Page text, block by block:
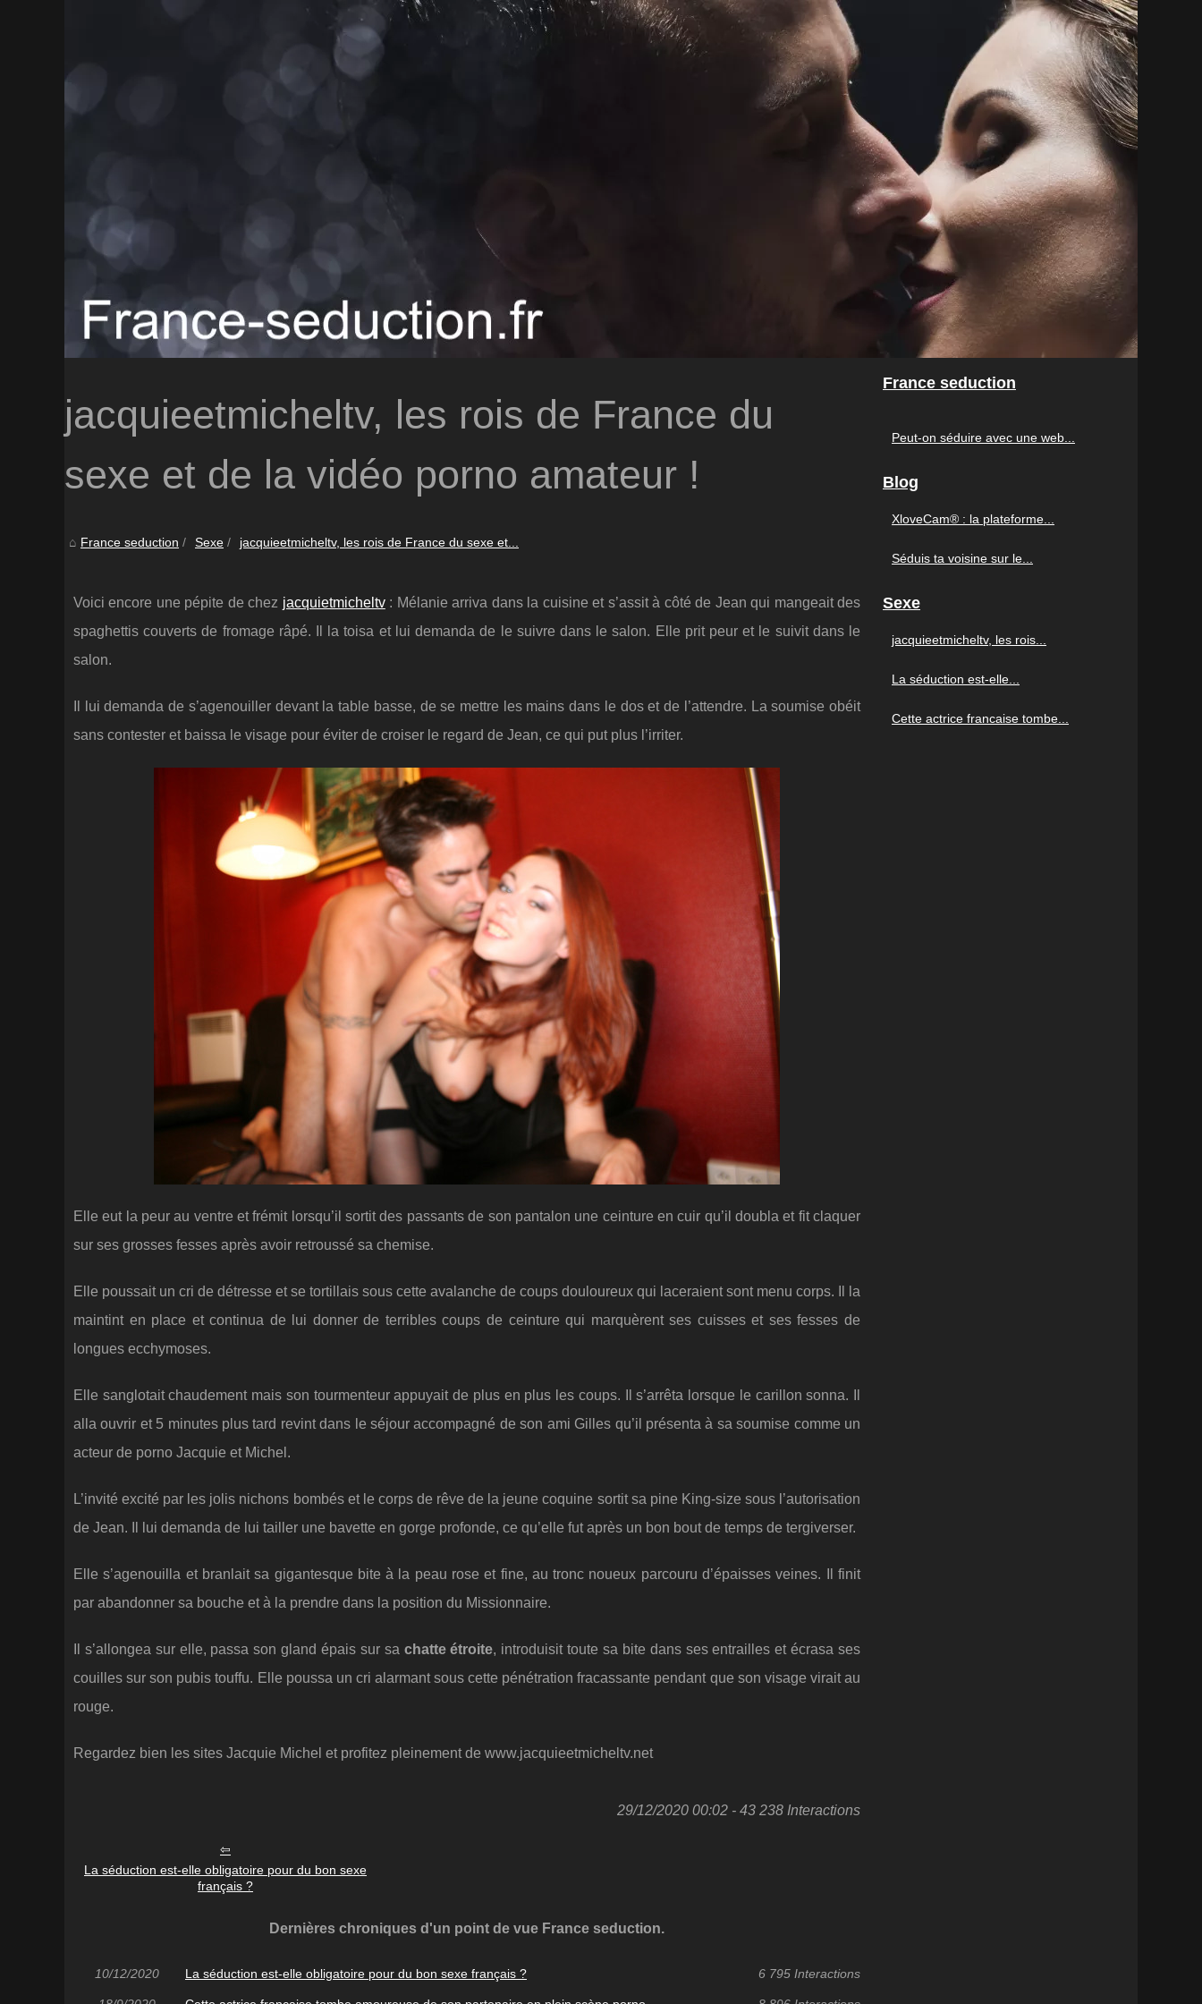
jacquieetmicheltv, les rois de France du
sexe et de la vidéo porno amateur !
France seduction Sexe jacquieetmicheltv, les rois de France du sexe et...
Voici encore une pépite de chez jacquietmicheltv: Mélanie arriva dans la cuisine et s’assit à côté de Jean qui mangeait des
spaghettis couverts de fromage râpé. Il la toisa et lui demanda de le suivre dans le salon. Elle prit peur et le suivit dans le
salon.
Il lui demanda de s’agenouiller devant la table basse, de se mettre les mains dans le dos et de l’attendre. La soumise obéit
sans contester et baissa le visage pour éviter de croiser le regard de Jean, ce qui put plus l’irriter.
Elle eut la peur au ventre et frémit lorsqu’il sortit des passants de son pantalon une ceinture en cuir qu’il doubla et fit claquer
sur ses grosses fesses après avoir retroussé sa chemise.
Elle poussait un cri de détresse et se tortillais sous cette avalanche de coups douloureux qui laceraient sont menu corps. Il la
maintint en place et continua de lui donner de terribles coups de ceinture qui marquèrent ses cuisses et ses fesses de
longues ecchymoses.
Elle sanglotait chaudement mais son tourmenteur appuyait de plus en plus les coups. Il s’arrêta lorsque le carillon sonna. Il
alla ouvrir et 5 minutes plus tard revint dans le séjour accompagné de son ami Gilles qu’il présenta à sa soumise comme un
acteur de porno Jacquie et Michel.
L’invité excité par les jolis nichons bombés et le corps de rêve de la jeune coquine sortit sa pine King-size sous l’autorisation
de Jean. Il lui demanda de lui tailler une bavette en gorge profonde, ce qu’elle fut après un bon bout de temps de tergiverser.
Elle s’agenouilla et branlait sa gigantesque bite à la peau rose et fine, au tronc noueux parcouru d’épaisses veines. Il finit
par abandonner sa bouche et à la prendre dans la position du Missionnaire.
Il s’allongea sur elle, passa son gland épais sur sa chatte étroite, introduisit toute sa bite dans ses entrailles et écrasa ses
couilles sur son pubis touffu. Elle poussa un cri alarmant sous cette pénétration fracassante pendant que son visage virait au
rouge.
Regardez bien les sites Jacquie Michel et profitez pleinement de www.jacquieetmicheltv.net
29/12/2020 00:02 - 43 238 Interactions
La séduction est-elle obligatoire pour du bon sexe
français ?
Dernières chroniques d'un point de vue France seduction.
10/12/2020 La séduction est-elle obligatoire pour du bon sexe français ? 6 795 Interactions
France seduction
Peut-on séduire avec une web...
Blog
XloveCam® : la plateforme...
Séduis ta voisine sur le...
Sexe
jacquieetmicheltv, les rois...
La séduction est-elle...
Cette actrice francaise tombe...